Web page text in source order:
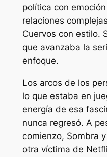
política con
relaciones
Cuervos con estilo.
que avanzaba la
enfoque.
Los arcos de los
lo que estaba en
energía de esa
nunca regresó. A
comienzo, Sombra
otra víctima de